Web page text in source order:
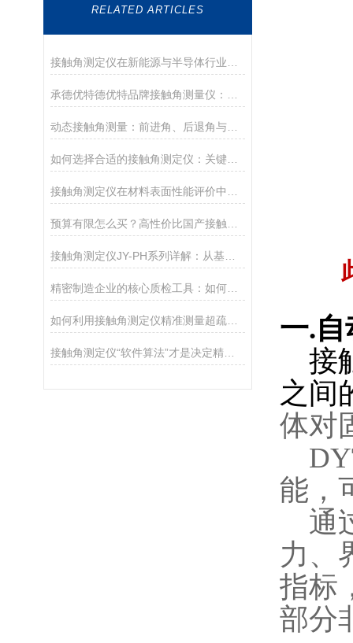
RELATED ARTICLES
动态接触角测量：前进角、后退角与滚动角分析
如何选择合适的接触角测定仪：关键参数与配置解读
精密制造企业的核心质检工具：如何通过接触角控制产品质量
如何利用接触角测定仪精准测量超疏水材料（>150°）
接触角测定仪“软件算法”才是决定精度的灵魂
一.
接
之间
体对
能，
通
力、
指标
部分